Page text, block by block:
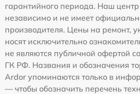
гарантийного периода. Наш
независимо и не имеет
производителя. Цены на ремонт,
носят исключительно
не являются публичной офертой
ГК РФ. Названия и обозначения
Ardor упоминаются только в
— чтобы обозначить перечень